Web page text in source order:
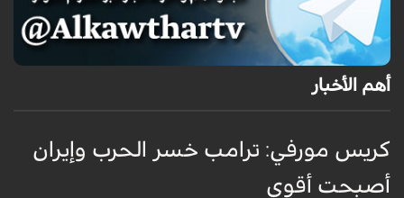
أهم الأخبار
كريس مورفي: ترامب خسر الحرب وإيران
أصبحت أقوى